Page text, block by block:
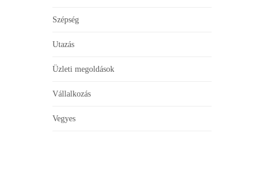
Szépség
Utazás
Üzleti megoldások
Vállalkozás
Vegyes